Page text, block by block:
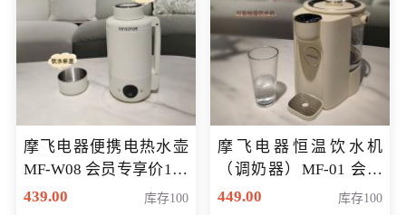
摩飞电器便携电热水壶
MF-W08 会员专享价198
元
439.00 库存100
摩飞电器恒温饮水机
（调奶器）MF-01 会员
专享价366元
449.00 库存100